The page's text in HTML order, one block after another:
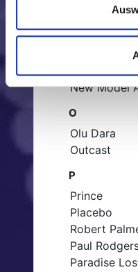
Heather
No Mercy
New Model
O
Olu Dara
Outcast
P
Prince
Placebo
Robert
Paul
Paradise